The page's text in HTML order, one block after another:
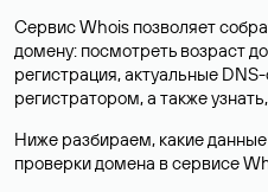
Сервис Whois позволяет
домену: посмотреть возраст
регистрация, актуальные
регистратором, а также
Ниже разбираем, какие
проверки домена в сервисе